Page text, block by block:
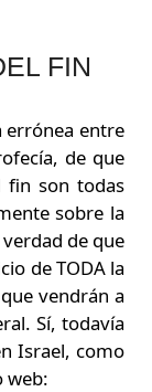
FIN
errónea entre
de que
fin son todas
sobre la
de que
de TODA la
vendrán a
Sí, todavía
Israel, como
web: